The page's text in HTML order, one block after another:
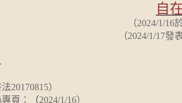
自
（2024/1/16
（2024/1/17發
20170815）
頁 ： （2024/1/16）